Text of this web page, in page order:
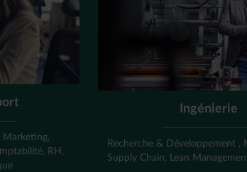
Marketing,
RH,
Ingénierie
Recherche & Développement ,
Supply Chain, Lean